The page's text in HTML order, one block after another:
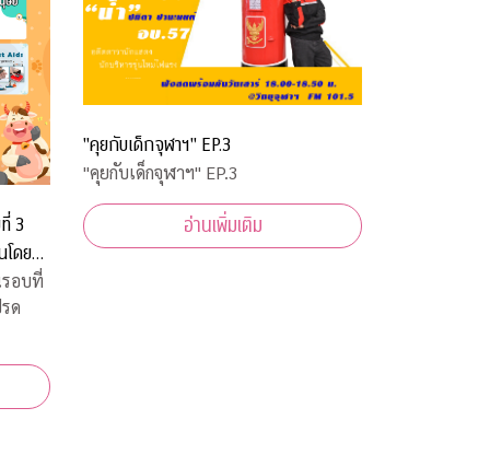
3
โดย
อบที่
ด
"คุยกับเด็กจุฬาฯ" EP.3
"คุยกับเด็กจุฬาฯ" EP.3
อ่านเพิ่มเติม